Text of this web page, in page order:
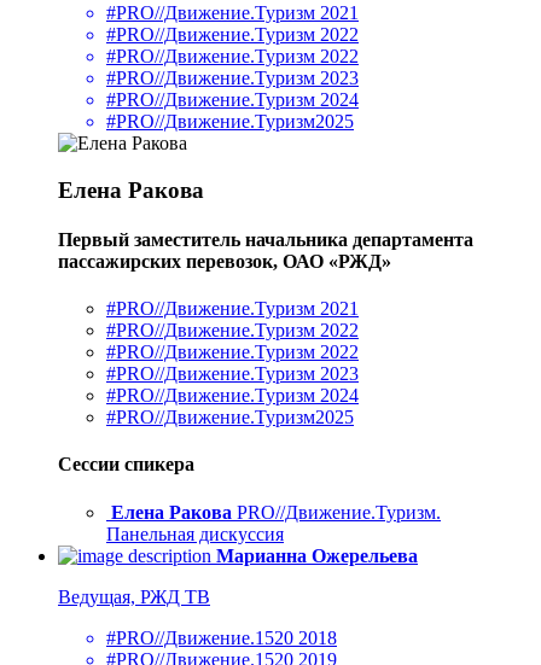
#PRO//Движение.Туризм 2021
#PRO//Движение.Туризм 2022
#PRO//Движение.Туризм 2022
#PRO//Движение.Туризм 2023
#PRO//Движение.Туризм 2024
#PRO//Движение.Туризм2025
Елена Ракова
Первый заместитель начальника департамента
пассажирских перевозок, ОАО «РЖД»
#PRO//Движение.Туризм 2021
#PRO//Движение.Туризм 2022
#PRO//Движение.Туризм 2022
#PRO//Движение.Туризм 2023
#PRO//Движение.Туризм 2024
#PRO//Движение.Туризм2025
Сессии спикера
Елена Ракова PRO//Движение.Туризм.
Панельная дискуссия
Марианна Ожерельева
Ведущая, РЖД ТВ
#PRO//Движение.1520 2018
#PRO//Движение.1520 2019